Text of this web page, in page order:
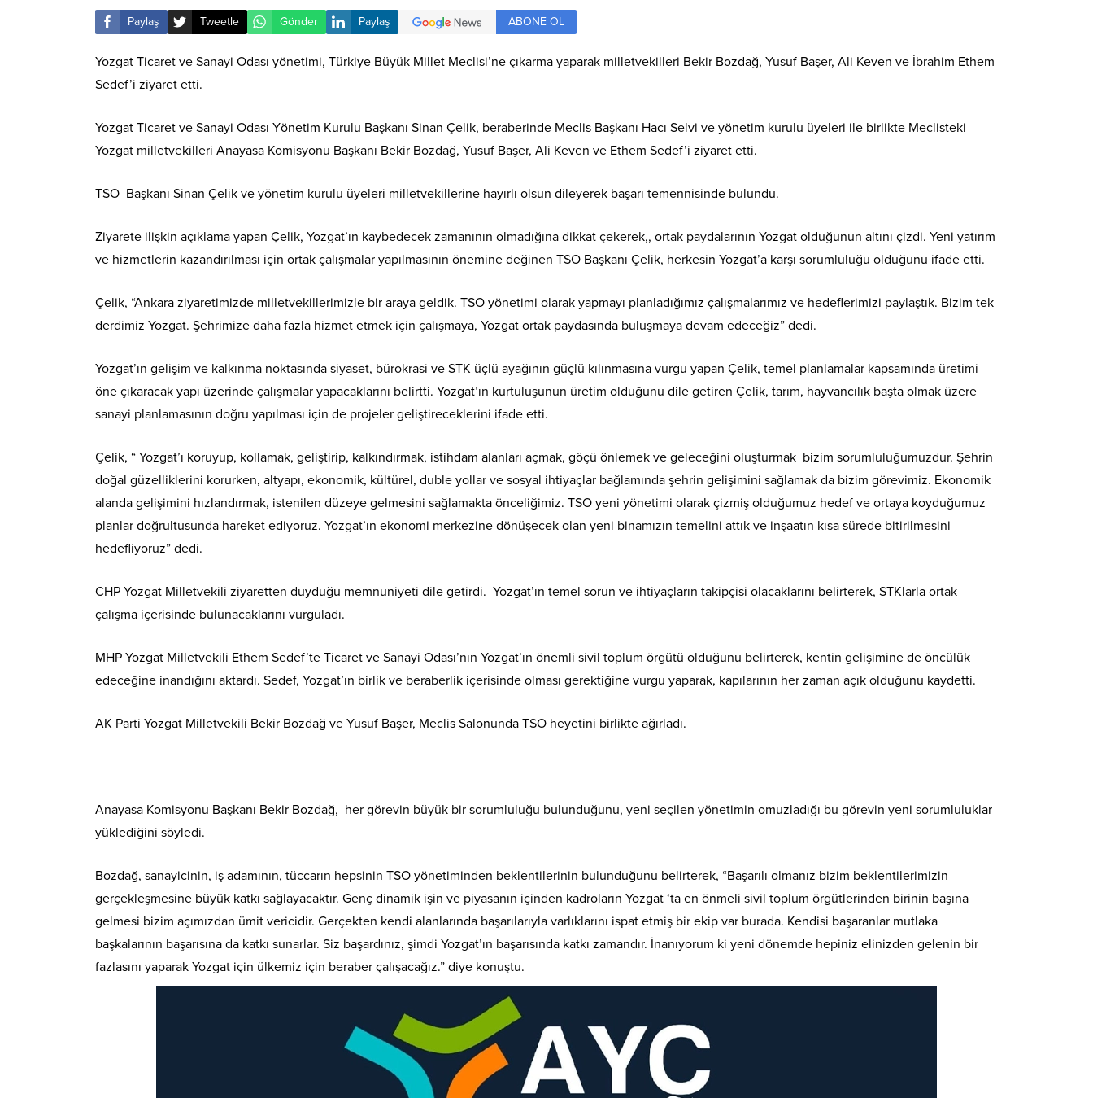
Paylaş Tweetle Gönder Paylaş ABONE OL
Yozgat Ticaret ve Sanayi Odası yönetimi, Türkiye Büyük Millet Meclisi’ne çıkarma yaparak milletvekilleri Bekir Bozdağ, Yusuf Başer, Ali Keven ve İbrahim Ethem
Sedef’i ziyaret etti.
Yozgat Ticaret ve Sanayi Odası Yönetim Kurulu Başkanı Sinan Çelik, beraberinde Meclis Başkanı Hacı Selvi ve yönetim kurulu üyeleri ile birlikte Meclisteki
Yozgat milletvekilleri Anayasa Komisyonu Başkanı Bekir Bozdağ, Yusuf Başer, Ali Keven ve Ethem Sedef’i ziyaret etti.
TSO Başkanı Sinan Çelik ve yönetim kurulu üyeleri milletvekillerine hayırlı olsun dileyerek başarı temennisinde bulundu.
Ziyarete ilişkin açıklama yapan Çelik, Yozgat’ın kaybedecek zamanının olmadığına dikkat çekerek,, ortak paydalarının Yozgat olduğunun altını çizdi. Yeni yatırım
ve hizmetlerin kazandırılması için ortak çalışmalar yapılmasının önemine değinen TSO Başkanı Çelik, herkesin Yozgat’a karşı sorumluluğu olduğunu ifade etti.
Çelik, “Ankara ziyaretimizde milletvekillerimizle bir araya geldik. TSO yönetimi olarak yapmayı planladığımız çalışmalarımız ve hedeflerimizi paylaştık. Bizim tek
derdimiz Yozgat. Şehrimize daha fazla hizmet etmek için çalışmaya, Yozgat ortak paydasında buluşmaya devam edeceğiz” dedi.
Yozgat’ın gelişim ve kalkınma noktasında siyaset, bürokrasi ve STK üçlü ayağının güçlü kılınmasına vurgu yapan Çelik, temel planlamalar kapsamında üretimi
öne çıkaracak yapı üzerinde çalışmalar yapacaklarını belirtti. Yozgat’ın kurtuluşunun üretim olduğunu dile getiren Çelik, tarım, hayvancılık başta olmak üzere
sanayi planlamasının doğru yapılması için de projeler geliştireceklerini ifade etti.
Çelik, “ Yozgat’ı koruyup, kollamak, geliştirip, kalkındırmak, istihdam alanları açmak, göçü önlemek ve geleceğini oluşturmak bizim sorumluluğumuzdur. Şehrin
doğal güzelliklerini korurken, altyapı, ekonomik, kültürel, duble yollar ve sosyal ihtiyaçlar bağlamında şehrin gelişimini sağlamak da bizim görevimiz. Ekonomik
alanda gelişimini hızlandırmak, istenilen düzeye gelmesini sağlamakta önceliğimiz. TSO yeni yönetimi olarak çizmiş olduğumuz hedef ve ortaya koyduğumuz
planlar doğrultusunda hareket ediyoruz. Yozgat’ın ekonomi merkezine dönüşecek olan yeni binamızın temelini attık ve inşaatın kısa sürede bitirilmesini
hedefliyoruz” dedi.
CHP Yozgat Milletvekili ziyaretten duyduğu memnuniyeti dile getirdi. Yozgat’ın temel sorun ve ihtiyaçların takipçisi olacaklarını belirterek, STKlarla ortak
çalışma içerisinde bulunacaklarını vurguladı.
MHP Yozgat Milletvekili Ethem Sedef’te Ticaret ve Sanayi Odası’nın Yozgat’ın önemli sivil toplum örgütü olduğunu belirterek, kentin gelişimine de öncülük
edeceğine inandığını aktardı. Sedef, Yozgat’ın birlik ve beraberlik içerisinde olması gerektiğine vurgu yaparak, kapılarının her zaman açık olduğunu kaydetti.
AK Parti Yozgat Milletvekili Bekir Bozdağ ve Yusuf Başer, Meclis Salonunda TSO heyetini birlikte ağırladı.
Anayasa Komisyonu Başkanı Bekir Bozdağ, her görevin büyük bir sorumluluğu bulunduğunu, yeni seçilen yönetimin omuzladığı bu görevin yeni sorumluluklar
yüklediğini söyledi.
Bozdağ, sanayicinin, iş adamının, tüccarın hepsinin TSO yönetiminden beklentilerinin bulunduğunu belirterek, “Başarılı olmanız bizim beklentilerimizin
gerçekleşmesine büyük katkı sağlayacaktır. Genç dinamik işin ve piyasanın içinden kadroların Yozgat ‘ta en önmeli sivil toplum örgütlerinden birinin başına
gelmesi bizim açımızdan ümit vericidir. Gerçekten kendi alanlarında başarılarıyla varlıklarını ispat etmiş bir ekip var burada. Kendisi başaranlar mutlaka
başkalarının başarısına da katkı sunarlar. Siz başardınız, şimdi Yozgat’ın başarısında katkı zamandır. İnanıyorum ki yeni dönemde hepiniz elinizden gelenin bir
fazlasını yaparak Yozgat için ülkemiz için beraber çalışacağız.” diye konuştu.